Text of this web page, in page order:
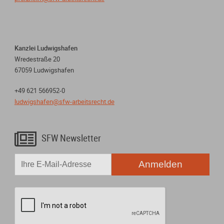
Kanzlei Ludwigshafen
Wredestraße 20
67059 Ludwigshafen
+49 621 566952-0
ludwigshafen@sfw-arbeitsrecht.de
 SFW Newsletter
Anmelden